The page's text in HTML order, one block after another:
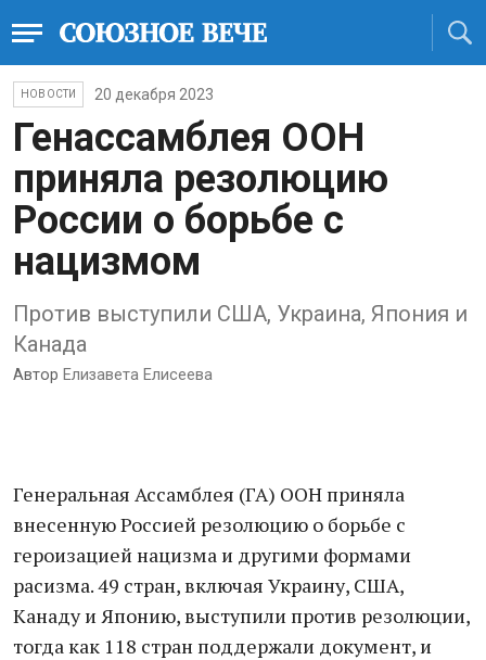
НОВОСТИ 20 декабря 2023
Генассамблея ООН
приняла резолюцию
России о борьбе с
нацизмом
Против выступили США, Украина, Япония и
Канада
Автор Елизавета Елисеева
Генеральная Ассамблея (ГА) ООН приняла
внесенную Россией резолюцию о борьбе с
героизацией нацизма и другими формами
расизма. 49 стран, включая Украину, США,
Канаду и Японию, выступили против резолюции,
тогда как 118 стран поддержали документ, и